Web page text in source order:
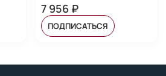
7 956 ₽
ПОДПИСАТЬСЯ